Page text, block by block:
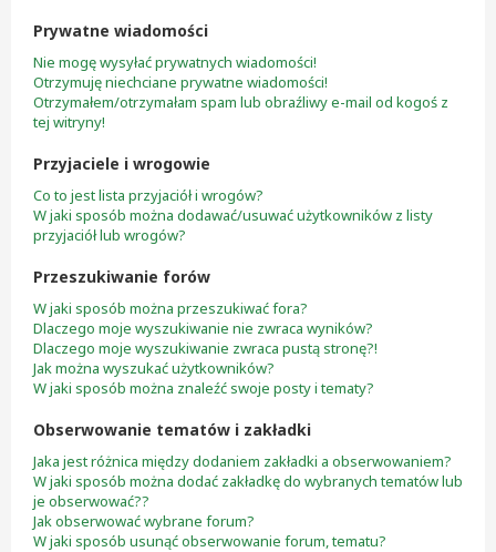
Prywatne wiadomości
Nie mogę wysyłać prywatnych wiadomości!
Otrzymuję niechciane prywatne wiadomości!
Otrzymałem/otrzymałam spam lub obraźliwy e-mail od kogoś z
tej witryny!
Przyjaciele i wrogowie
Co to jest lista przyjaciół i wrogów?
W jaki sposób można dodawać/usuwać użytkowników z listy
przyjaciół lub wrogów?
Przeszukiwanie forów
W jaki sposób można przeszukiwać fora?
Dlaczego moje wyszukiwanie nie zwraca wyników?
Dlaczego moje wyszukiwanie zwraca pustą stronę?!
Jak można wyszukać użytkowników?
W jaki sposób można znaleźć swoje posty i tematy?
Obserwowanie tematów i zakładki
Jaka jest różnica między dodaniem zakładki a obserwowaniem?
W jaki sposób można dodać zakładkę do wybranych tematów lub
je obserwować??
Jak obserwować wybrane forum?
W jaki sposób usunąć obserwowanie forum, tematu?